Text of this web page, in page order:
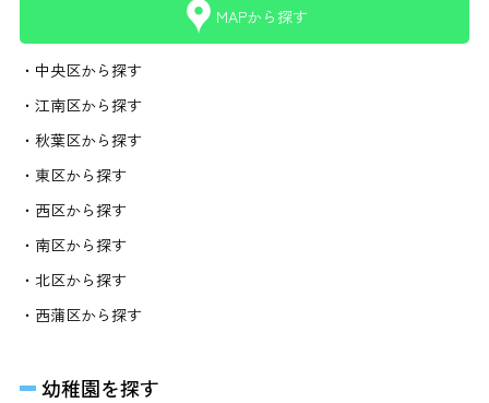
MAPから探す
・中央区から探す
・江南区から探す
・秋葉区から探す
・東区から探す
・西区から探す
・南区から探す
・北区から探す
・西蒲区から探す
幼稚園を探す